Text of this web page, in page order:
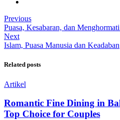
Previous
Puasa, Kesabaran, dan Menghormati
Next
Islam, Puasa Manusia dan Keadaban
Related posts
Artikel
Romantic Fine Dining in
Top Choice for Couples